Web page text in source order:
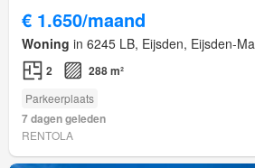
€ 1.650/maand
Woning in 6245 LB, Eijsden, Eijsden-
2 288 m²
Parkeerplaats
7 dagen geleden
RENTOLA